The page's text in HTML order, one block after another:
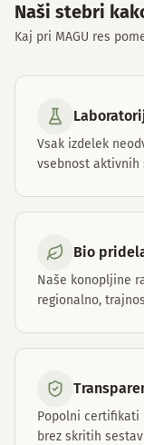
Naši stebri
Kaj pri MAGU res
Vsak izdelek
vsebnost aktivnih
Bio
Naše konopljine
regionalno,
Popolni certifikati
brez skritih